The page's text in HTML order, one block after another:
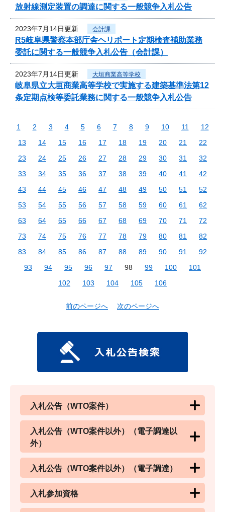
放射線測定装置の調達に関する一般競争入札公告
2023年7月14日更新 会計課
R5岐阜県警察本部庁舎ヘリポート定期検査補助業務
委託に関する一般競争入札公告（会計課）
2023年7月14日更新 大垣商業高等学校
岐阜県立大垣商業高等学校で実施する建築基準法第12
条定期点検等委託業務に関する一般競争入札公告
1 2 3 4 5 6 7 8 9 10 11
12
13
14 15 16 17 18 19 20 21
22
23
24 25 26 27 28 29 30 31
32
33
34 35 36 37 38 39 40 41
42
43
44 45 46 47 48 49 50 51
52
53
54 55 56 57 58 59 60 61
62
63
64 65 66 67 68 69 70 71
72
73
74 75 76 77 78 79 80 81
82
83
84 85 86 87 88 89 90 91
92
93
94 95 96 97 98 99 100
101
102
103 104 105 106
前のページへ 次のページへ
入札公告（WTO案件）
入札公告（WTO案件以外）（電子調達以
外）
入札公告（WTO案件以外）（電子調達）
入札参加資格